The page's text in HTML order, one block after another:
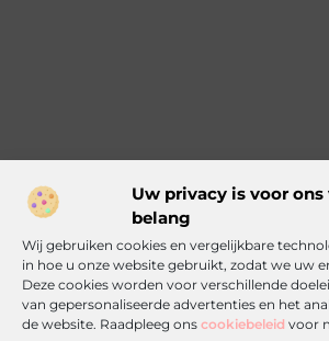
Uw privacy is voor
belang
Wij gebruiken cookies en vergelijkbare
in hoe u onze website gebruikt, zodat we uw
Deze cookies worden voor verschillende
van gepersonaliseerde advertenties en het
de website. Raadpleeg ons cookiebeleid voor